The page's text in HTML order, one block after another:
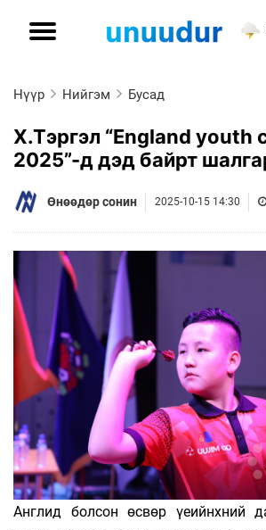
Нүүр Нийгэм Бусад
Х.Тэргэл “England youth
2025”-д дэд байрт
Өнөөдөр сонин 2025-10-15 14:30
Англид болсон өсвөр үеийнхний